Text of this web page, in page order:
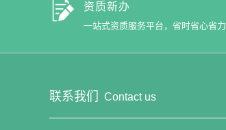
资质新办
一站式资质服务平台，省时省心省力
联系我们 Contact us